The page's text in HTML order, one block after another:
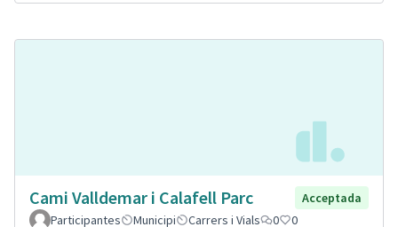
Cami Valldemar i Calafell Parc
Acceptada
Participantes
Municipi Carrers i Vials 0 0